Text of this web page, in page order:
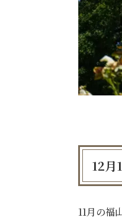
12月
11月の福